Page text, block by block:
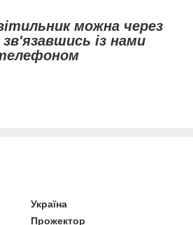
можна через
із нами
Україна
Прожектор